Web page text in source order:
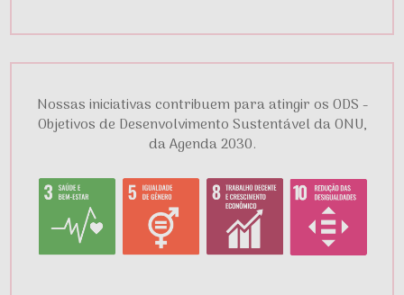
Nossas iniciativas contribuem para atingir os ODS -
Objetivos de Desenvolvimento Sustentável da ONU,
da Agenda 2030.